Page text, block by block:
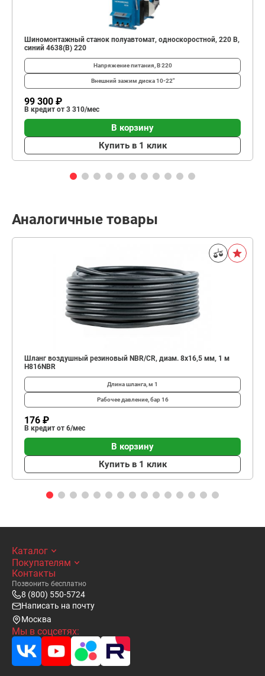
Шиномонтажный станок полуавтомат, односкоростной, 220 В,
синий 4638(B) 220
Напряжение питания, В220
Внешний зажим диска10-22"
99 300 ₽
В кредит от 3 310/мес
В корзину
Купить в 1 клик
Аналогичные товары
Шланг воздушный резиновый NBR/CR, диам. 8х16,5 мм, 1 м
H816NBR
Длина шланга, м 1
Рабочее давление, бар16
176 ₽
В кредит от 6/мес
В корзину
Купить в 1 клик
Каталог
Покупателям
Контакты
Позвонить бесплатно
8 (800) 550-5724
Написать на почту
Москва
Мы в соцсетях: